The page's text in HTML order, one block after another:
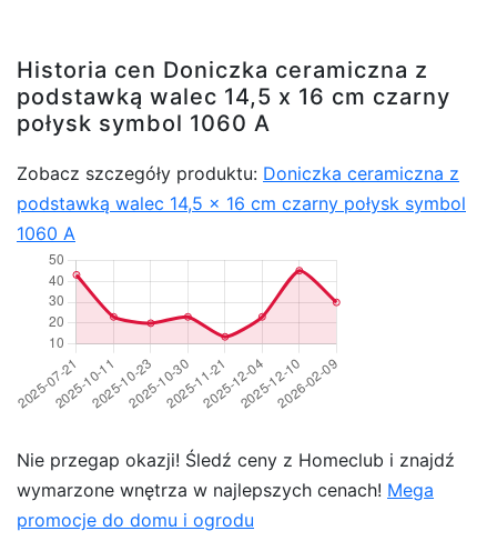
Historia cen Doniczka ceramiczna z
podstawką walec 14,5 x 16 cm czarny
połysk symbol 1060 A
Zobacz szczegóły produktu: Doniczka ceramiczna z
podstawką walec 14,5 x 16 cm czarny połysk symbol
1060 A
Nie przegap okazji! Śledź ceny z Homeclub i znajdź
wymarzone wnętrza w najlepszych cenach! Mega
promocje do domu i ogrodu